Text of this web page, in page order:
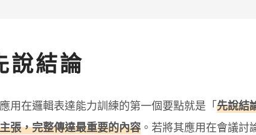
說結論
用在邏輯表達能力訓練的第一個要點就是「先說結
張，完整傳達最重要的內容 。若將其應用在會議討